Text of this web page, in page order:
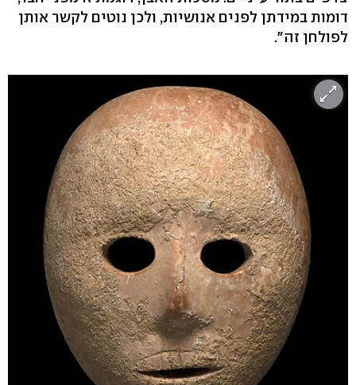
דומות במידתן לפנים אנושיות, ולכן נוטים לקשר אותן
לפולחן זה".